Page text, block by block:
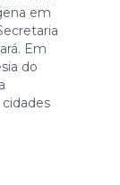
em
Em
do